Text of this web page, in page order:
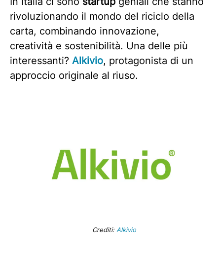
rivoluzionando il mondo del riciclo della
carta, combinando innovazione,
creatività e sostenibilità. Una delle più
interessanti? Alkivio, protagonista di un
approccio originale al riuso.
Crediti: Alkivio